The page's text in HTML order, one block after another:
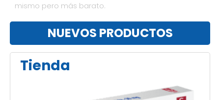
mismo pero más barato.
NUEVOS PRODUCTOS
Tienda